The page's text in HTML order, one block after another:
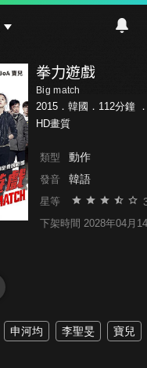
拳力遊戲
Big match
2015．韓國．112分鐘 ．
HD畫質
類型 動作
發音 韓語
星等
下架時間 2028年04月
申河均 李聖旻 寶兒